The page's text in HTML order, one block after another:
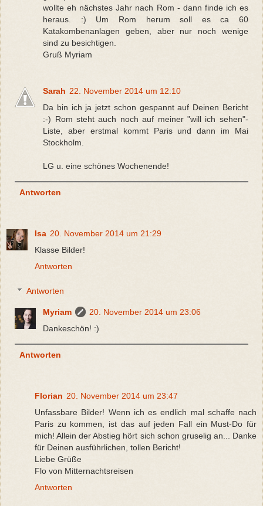
wollte eh nächstes Jahr nach Rom - dann finde ich es
heraus. :) Um Rom herum soll es ca 60
Katakombenanlagen geben, aber nur noch wenige
sind zu besichtigen.
Gruß Myriam
Sarah 22. November 2014 um 12:10
Da bin ich ja jetzt schon gespannt auf Deinen Bericht
:-) Rom steht auch noch auf meiner "will ich sehen"-
Liste, aber erstmal kommt Paris und dann im Mai
Stockholm.
LG u. eine schönes Wochenende!
Antworten
Isa 20. November 2014 um 21:29
Klasse Bilder!
Antworten
Antworten
Myriam
20. November 2014 um 23:06
Dankeschön! :)
Antworten
Florian 20. November 2014 um 23:47
Unfassbare Bilder! Wenn ich es endlich mal schaffe nach
Paris zu kommen, ist das auf jeden Fall ein Must-Do für
mich! Allein der Abstieg hört sich schon gruselig an... Danke
für Deinen ausführlichen, tollen Bericht!
Liebe Grüße
Flo von Mitternachtsreisen
Antworten